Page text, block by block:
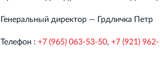
Генеральный директор — Грдличка Петр
Телефон : +7 (965) 063-53-50, +7 (921)